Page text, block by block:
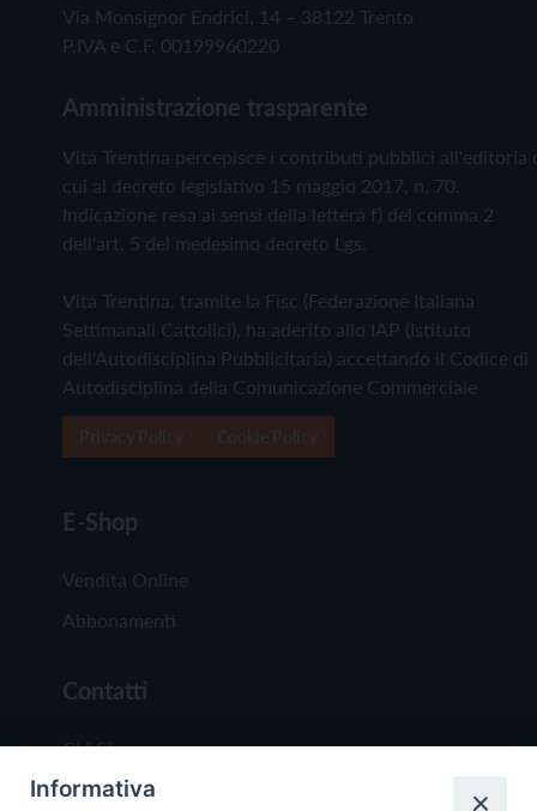
Via Monsignor Endrici, 14 – 38122 Trento
P.IVA e C.F. 00199960220
Amministrazione trasparente
Vita Trentina percepisce i contributi pubblici all'editoria
cui al decreto legislativo 15 maggio 2017, n. 70.
Indicazione resa ai sensi della lettera f) del comma 2
dell'art. 5 del medesimo decreto Lgs.
Vita Trentina, tramite la Fisc (Federazione Italiana
Settimanali Cattolici), ha aderito allo IAP (Istituto
dell'Autodisciplina Pubblicitaria) accettando il Codice di
Autodisciplina della Comunicazione Commerciale
E-Shop
Vendita Online
Abbonamenti
Contatti
Chi Siamo
Redazione
Informativa